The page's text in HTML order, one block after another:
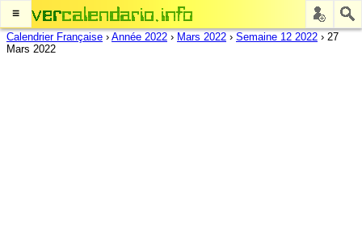
≡
Calendrier Française › Année 2022 › Mars 2022 › Semaine 12 2022 › 27
Mars 2022